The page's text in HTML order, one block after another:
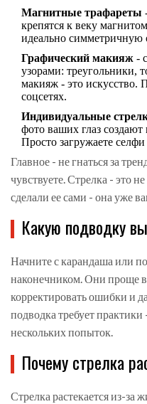
Магнитные трафареты
крепятся к веку
идеально симметричную
Графический макияж -
узорами: треугольники,
макияж - это искусство.
соцсетях.
Индивидуальные
фото ваших глаз
Просто загружаете
Главное - не гнаться за
чувствуете. Стрелка - это
сделали ее сами - она уже
Какую подводку
Начните с карандаша или
наконечником. Они проще
корректировать ошибки и
подводка требует практики
нескольких попыток.
Почему стрелка
Стрелка растекается из-